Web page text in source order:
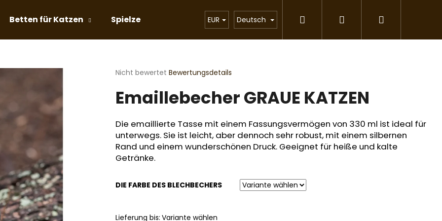
Betten für Katzen Spielzeug für Katzen Katzenstreu Geschenkartikel
EUR Deutsch Suchen
Die
Produktbewertung
ist
von
5
Sternen.
Nicht bewertet Bewertungsdetails
Emaillebecher GRAUE KATZEN
Die emaillierte Tasse mit einem Fassungsvermögen von 330 ml ist ideal für
unterwegs. Sie ist leicht, aber dennoch sehr robust, mit einem silbernen
Rand und einem wunderschönen Druck. Geeignet für heiße und kalte
Getränke.
DIE FARBE DES BLECHBECHERS
Lieferung bis: Variante wählen
SUCHEN
Wir empfehlen